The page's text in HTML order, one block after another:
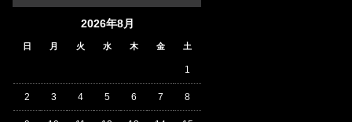
2026年8月
日 月 火 水 木 金 土
1
2 3 4 5 6 7 8